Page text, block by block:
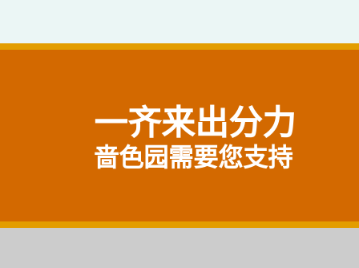
一齐来出分力
啬色园需要您支持